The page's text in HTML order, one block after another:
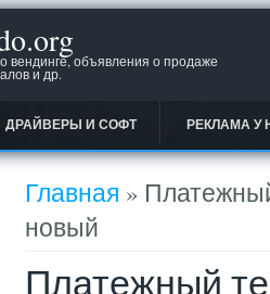
вендинге, объявления о продаже
и др.
ДРАЙВЕРЫ И СОФТ РЕКЛАМА У
Вы здесь
Главная »
новый
Платежный